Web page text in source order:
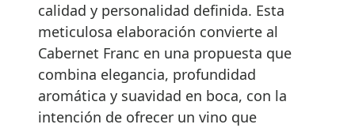
calidad y personalidad definida. Esta
meticulosa elaboración convierte al
Cabernet Franc en una propuesta que
combina elegancia, profundidad
aromática y suavidad en boca, con la
intención de ofrecer un vino que